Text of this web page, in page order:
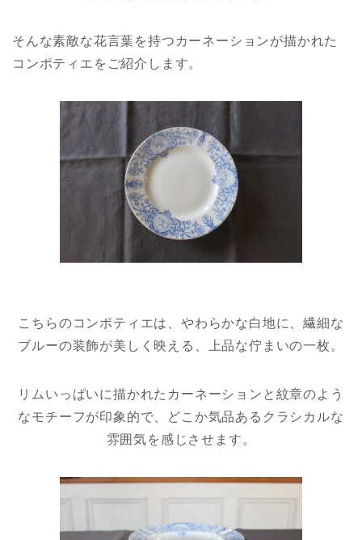
そんな素敵な花言葉を持つカーネーションが描かれた
コンポティエをご紹介します。
こちらのコンポティエは、やわらかな白地に、繊細な
ブルーの装飾が美しく映える、上品な佇まいの一枚。
リムいっぱいに描かれたカーネーションと紋章のよう
なモチーフが印象的で、どこか気品あるクラシカルな
雰囲気を感じさせます。